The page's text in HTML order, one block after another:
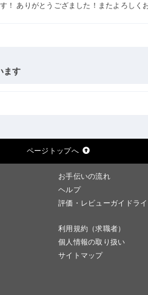
！ ありがとうござました！またよろしく
ます
ページトップへ
お手伝いの流れ
ヘルプ
評価・レビューガイドラ
利用規約（求職者）
個人情報の取り扱い
サイトマップ